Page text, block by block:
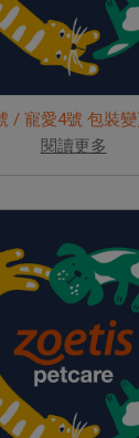
閱讀更多